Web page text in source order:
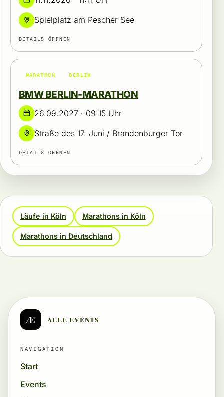
Spielplatz am Pescher See
DETAILS ÖFFNEN
MARATHON BERLIN
BMW BERLIN-MARATHON
26.09.2027 · 09:15 Uhr
Straße des 17. Juni / Brandenburger Tor
DETAILS ÖFFNEN
Läufe in Köln Marathons in Köln
Marathons in Deutschland
Æ ALLE EVENTS
NAVIGATION
Start
Events